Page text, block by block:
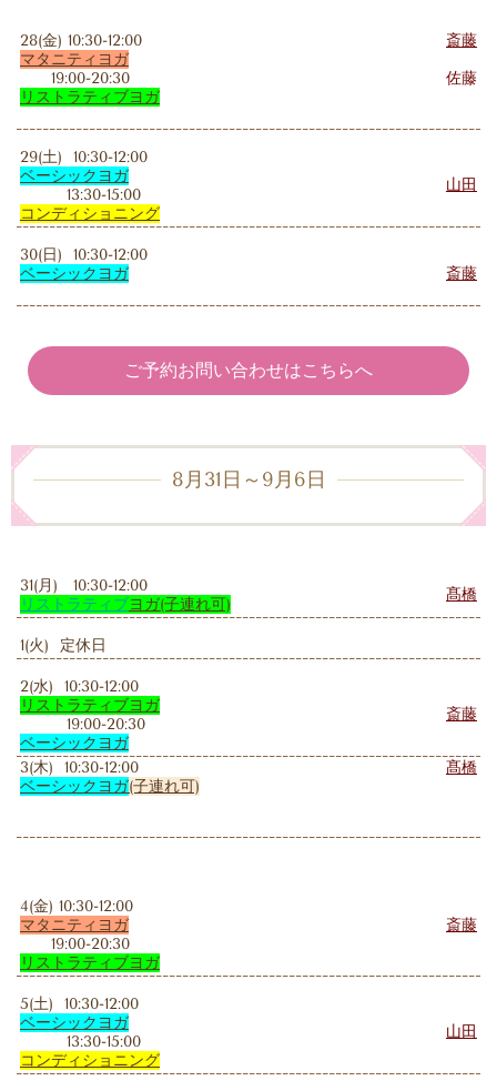
28(金) 10:30-12:00
マタニティヨガ
19:00-20:30
リストラティブヨガ
斎藤
佐藤
29(土) 10:30-12:00
ベーシックヨガ
13:30-15:00
コンディショニング
山田
30(日) 10:30-12:00
ベーシックヨガ
斎藤
ご予約お問い合わせはこちらへ
8月31日～9月6日
31(月) 10:30-12:00
リストラティブヨガ(子連れ可)
髙橋
1(火) 定休日
2(水) 10:30-12:00
リストラティブヨガ
19:00-20:30
ベーシックヨガ
斎藤
3(木) 10:30-12:00
ベーシックヨガ(子連れ可)
髙橋
4(金) 10:30-12:00
マタニティヨガ
19:00-20:30
リストラティブヨガ
斎藤
5(土) 10:30-12:00
ベーシックヨガ
13:30-15:00
コンディショニング
山田